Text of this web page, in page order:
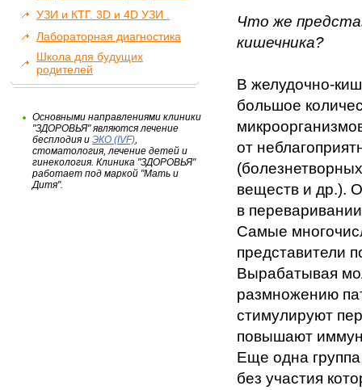
УЗИ и КТГ. 3D и 4D УЗИ .
Лабораторная диагностика
Школа для будущих
родителей
Основными направлениями клиники
"ЗДОРОВЬЯ" являются лечение
бесплодия и ЭКО (IVF),
стоматология, лечение детей и
гинекология. Клиника "ЗДОРОВЬЯ"
работает под маркой "Мать и
Дитя".
Что же
кишечника?
В желудочно-
большое
от
веществ и др.).
в
Самые
представители
Вырабатывая
размножению
стимулируют
повышают
Еще одна
без участия